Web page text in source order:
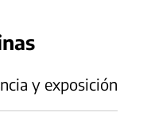
y exposición